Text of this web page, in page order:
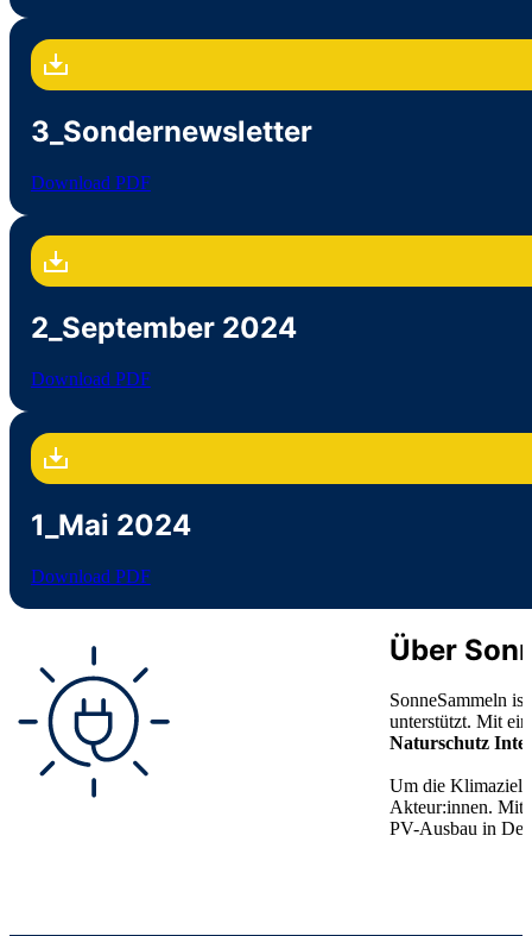
3_Sondernewsletter
Download PDF
2_September 2024
Download PDF
1_Mai 2024
Download PDF
Über
SonneSammeln
unterstützt. Mit
Naturschutz
Um die Klimaziele
Akteur:innen. Mit
PV-Ausbau in